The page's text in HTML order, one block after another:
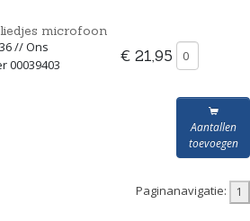
microfoon
// Ons
00039403
€ 21,95
Aantallen
toevoegen
Paginanavigatie: